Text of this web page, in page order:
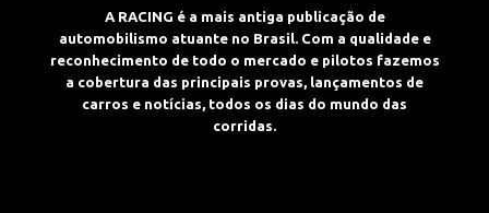
A RACING é a mais antiga publicação de
automobilismo atuante no Brasil. Com a qualidade e
reconhecimento de todo o mercado e pilotos fazemos
a cobertura das principais provas, lançamentos de
carros e notícias, todos os dias do mundo das
corridas.